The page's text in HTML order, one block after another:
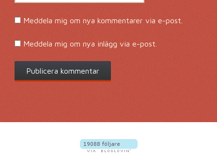
Meddela mig om nya kommentarer via e-post.
Meddela mig om nya inlägg via e-post.